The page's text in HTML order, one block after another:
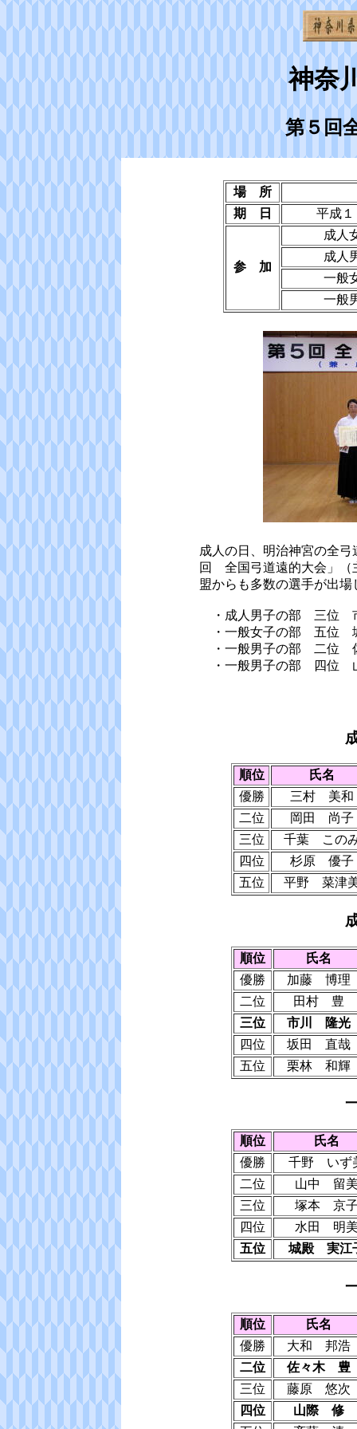
神奈
第５回
場 所
期 日
平成
参 加
成人
成人
一般
一般
成人の日、明治神宮の全
回 全国弓道遠的大会」（
盟からも多数の選手が出
・成人男子の部 三位
・一般女子の部 五位
・一般男子の部 二位
・一般男子の部 四位
順位
氏名
優勝
三村 美和
二位
岡田 尚子
三位
千葉 この
四位
杉原 優子
五位
平野 菜津
順位
氏名
優勝
加藤 博理
二位
田村 豊
三位
市川 隆光
四位
坂田 直哉
五位
栗林 和輝
順位
氏名
優勝
千野 いず
二位
山中 留
三位
塚本 京
四位
水田 明
五位
城殿 実江
順位
氏名
優勝
大和 邦浩
二位
佐々木 豊
三位
藤原 悠次
四位
山際 修